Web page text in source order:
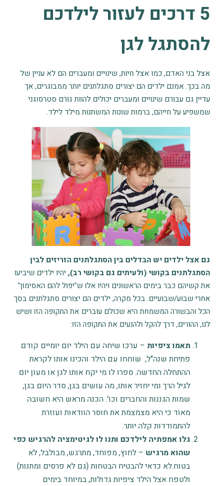
5 דרכים לעזור לילדכם
להסתגל לגן
אצל בני האדם, כמו אצל חיות, שינויים ומעברים הם לא עניין של
מה בכך. אמנם ילדים הם יצורים סתגלתנים יותר ממבוגרים, אך
עדיין גם עבורם שינויים ומעברים יכולים להוות גורם סטרסוגני
שמשפיע על חייהם, ברמות שונות המשתנות מילד לילד.
גם אצל ילדים יש הבדלים בין הסתגלתנים הזריזים לבין
הסתגלתנים בקושי (ולעיתים גם בקושי רב),יהיו ילדים שיביעו
את קשיהם כבר בימים הראשונים ויהיו אלו ש"יפול להם האסימון"
אחרי שבוע/שבועיים. בכל מקרה, ילדים הם יצורים סתגלתנים בסך
הכל והבשורה המשמחת היא שכולם עוברים את התקופה הזו ושיש
לנו, ההורים, דרך להקל ולהנעים את התקופה הזו:
תאמו ציפיות – ערכו שיחה עם הילד יום יומיים קודם
פתיחת שנה"ל, שוחחו עם הילד והכינו אותו לקראת
ההתחלה החדשה. ספרו לו מי יקח אותו לגן אומעון יום
לגיל הרך ומי יחזיר אותו, מה עושים בגן, סדר היום בגן,
שמות הגננות והחברים וכו'. הכנה מראש היא חשובה
מאוד כי היא מצמצמת את חוסר הוודאות ועוזרת
להתמודדות קלה יותר.
גלו אמפתיה לילדכם ותנו לו לגיטימציה להרגיש כפי
שהוא מרגיש – לחוץ, מפוחד, מתרגש, מבולבל, לא
בטוח.לא כדאי להבטיח הבטחות (גם לא פרסים ומתנות)
ולטפח אצל הילד ציפיות גדולות, במיוחד בימים